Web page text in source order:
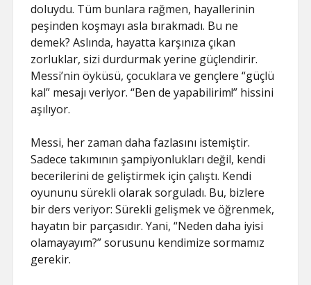
doluydu. Tüm bunlara rağmen, hayallerinin
peşinden koşmayı asla bırakmadı. Bu ne
demek? Aslında, hayatta karşınıza çıkan
zorluklar, sizi durdurmak yerine güçlendirir.
Messi’nin öyküsü, çocuklara ve gençlere “güçlü
kal” mesajı veriyor. “Ben de yapabilirim!” hissini
aşılıyor.
Messi, her zaman daha fazlasını istemiştir.
Sadece takımının şampiyonlukları değil, kendi
becerilerini de geliştirmek için çalıştı. Kendi
oyununu sürekli olarak sorguladı. Bu, bizlere
bir ders veriyor: Sürekli gelişmek ve öğrenmek,
hayatın bir parçasıdır. Yani, “Neden daha iyisi
olamayayım?” sorusunu kendimize sormamız
gerekir.